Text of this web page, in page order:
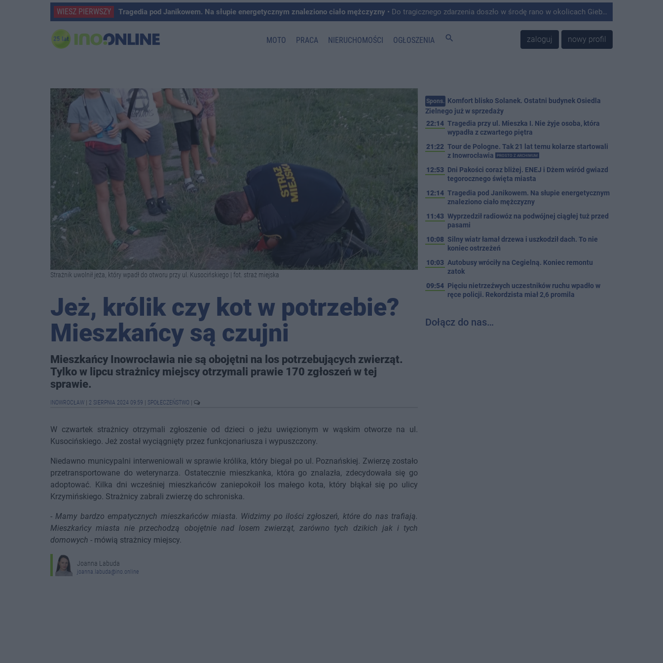
WIESZ PIERWSZY Tragedia pod Janikowem. Na słupie energetycznym znaleziono ciało mężczyzny • Do tragicznego zdarzenia doszło w środę rano w okolicach Giebni koło Janikowa. Wówczas na słupie energetycznym odnaleziono ciało mężczyzny.
MOTO PRACA NIERUCHOMOŚCI OGŁOSZENIA search zaloguj nowy profil
Strażnik uwolnił jeża, który wpadł do otworu przy ul. Kusocińskiego | fot. straż miejska
Jeż, królik czy kot w potrzebie?
Mieszkańcy są czujni
Mieszkańcy Inowrocławia nie są obojętni na los potrzebujących zwierząt.
Tylko w lipcu strażnicy miejscy otrzymali prawie 170 zgłoszeń w tej
sprawie.
INOWROCŁAW 2 SIERPNIA 2024 09:59 SPOŁECZEŃSTWO
W czwartek strażnicy otrzymali zgłoszenie od dzieci o jeżu uwięzionym w wąskim otworze na ul.
Kusocińskiego. Jeż został wyciągnięty przez funkcjonariusza i wypuszczony.
Niedawno municypalni interweniowali w sprawie królika, który biegał po ul. Poznańskiej. Zwierzę zostało
przetransportowane do weterynarza. Ostatecznie mieszkanka, która go znalazła, zdecydowała się go
adoptować. Kilka dni wcześniej mieszkańców zaniepokoił los małego kota, który błąkał się po ulicy
Krzymińskiego. Strażnicy zabrali zwierzę do schroniska.
-Mamy bardzo empatycznych mieszkańców miasta. Widzimy po ilości zgłoszeń, które do nas trafiają.
Mieszkańcy miasta nie przechodzą obojętnie nad losem zwierząt, zarówno tych dzikich jak i tych
domowych - mówią strażnicy miejscy.
Joanna Labuda
joanna.labuda@ino.online
Spons. Komfort blisko Solanek. Ostatni budynek Osiedla
Zielnego już w sprzedaży
22:14 Tragedia przy ul. Mieszka I. Nie żyje osoba, która
wypadła z czwartego piętra
21:22 Tour de Pologne. Tak 21 lat temu kolarze startowali
z Inowrocławia
PROSTO Z ARCHIWUM
12:53 Dni Pakości coraz bliżej. ENEJ i Dżem wśród gwiazd
tegorocznego święta miasta
12:14 Tragedia pod Janikowem. Na słupie energetycznym
znaleziono ciało mężczyzny
11:43 Wyprzedził radiowóz na podwójnej ciągłej tuż przed
pasami
10:08 Silny wiatr łamał drzewa i uszkodził dach. To nie
koniec ostrzeżeń
10:03 Autobusy wróciły na Cegielną. Koniec remontu
zatok
09:54 Pięciu nietrzeźwych uczestników ruchu wpadło w
ręce policji. Rekordzista miał 2,6 promila
Dołącz do nas…